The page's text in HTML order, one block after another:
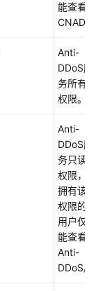
能查看
CNAD。
Anti-
DDoS服
务所有
权限。
Anti-
DDoS服
务只读
权限，
拥有该
权限的
用户仅
能查看
Anti-
DDoS。